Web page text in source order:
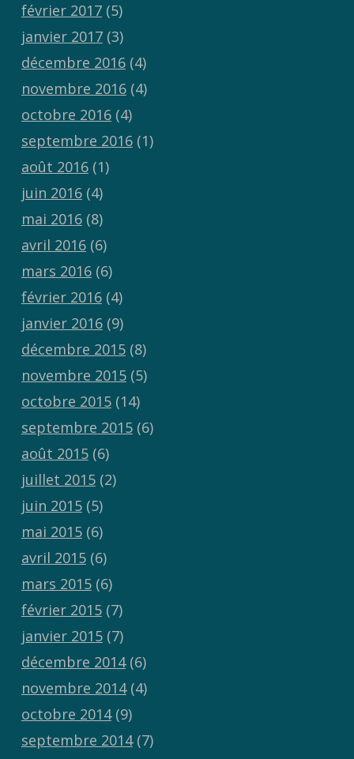
février 2017(5)
janvier 2017(3)
décembre 2016(4)
novembre 2016(4)
octobre 2016(4)
septembre 2016(1)
août 2016(1)
juin 2016(4)
mai 2016(8)
avril 2016(6)
mars 2016(6)
février 2016(4)
janvier 2016(9)
décembre 2015(8)
novembre 2015(5)
octobre 2015(14)
septembre 2015(6)
août 2015(6)
juillet 2015(2)
juin 2015(5)
mai 2015(6)
avril 2015(6)
mars 2015(6)
février 2015(7)
janvier 2015(7)
décembre 2014(6)
novembre 2014(4)
octobre 2014(9)
septembre 2014(7)